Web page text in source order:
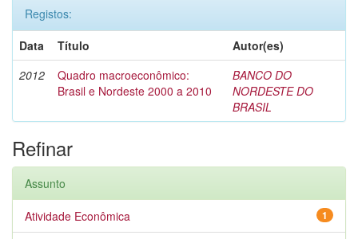
Registos:
Data
Título
Autor(es)
2012
Quadro macroeconômico:
Brasil e Nordeste 2000 a 2010
BANCO DO
NORDESTE DO
BRASIL
Refinar
Assunto
1
Atividade Econômica